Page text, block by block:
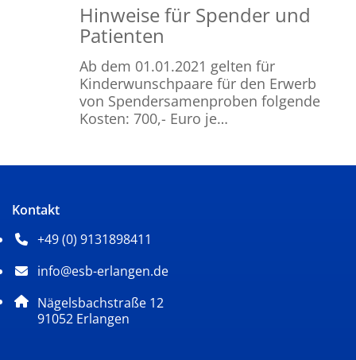
Hinweise für Spender und
Patienten
Ab dem 01.01.2021 gelten für
Kinderwunschpaare für den Erwerb
von Spendersamenproben folgende
Kosten: 700,- Euro je…
Kontakt
+49 (0) 9131898411
Telefonnummer: 4 9 0 9 1 3 1 8 9 8 4 1 1
info@esb-erlangen.de
E-Mail Adresse: info@esb-erlangen.de
Adresse:
Nägelsbachstraße 12
91052 , 9 1 0 5 2
Erlangen